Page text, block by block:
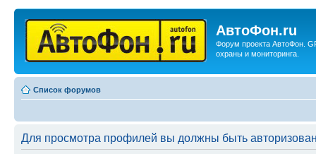
АвтоФон.ru
Форум проекта АвтоФон.
охраны и мониторинга.
Список форумов
Для просмотра профилей вы должны быть